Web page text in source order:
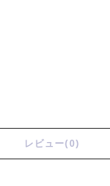
レビュー(0)